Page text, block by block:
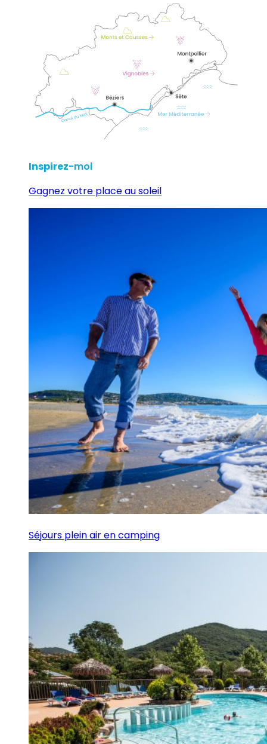
Inspirez-moi
Gagnez votre place au soleil
Séjours plein air en camping